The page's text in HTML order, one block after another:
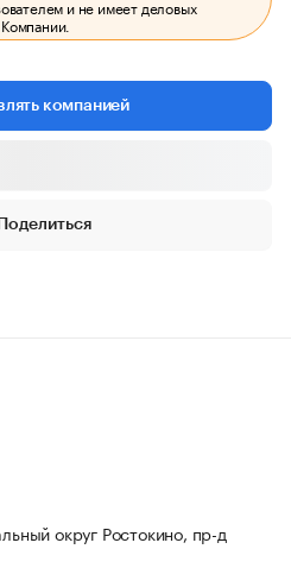
и не имеет деловых
компанией
Поделиться
округ Ростокино, пр-д